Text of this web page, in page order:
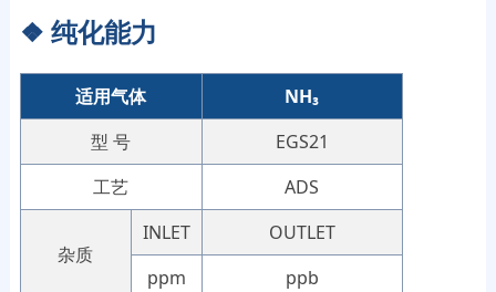
❖ 纯化能力
适用气体
NH₃
型 号
EGS21
工艺
ADS
杂质
INLET
OUTLET
ppm
ppb